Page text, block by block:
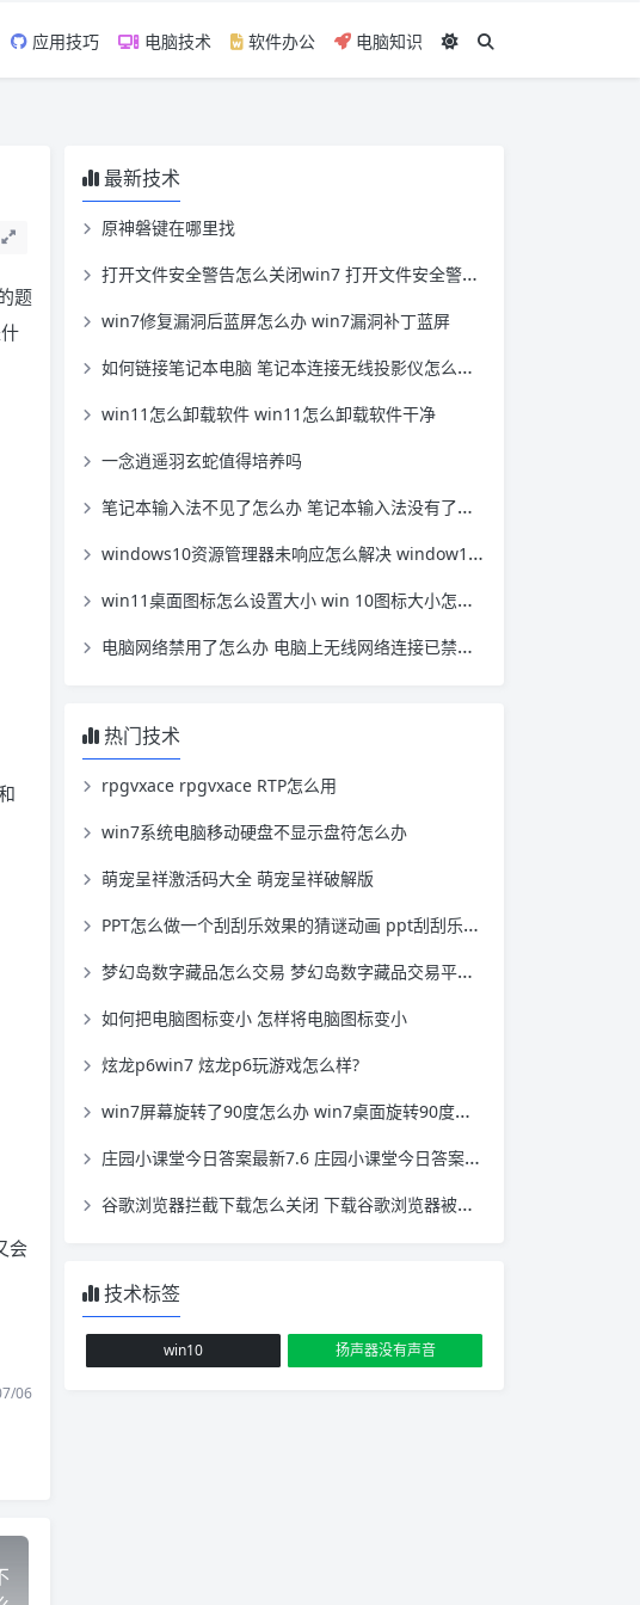
应用技巧 电脑技术 软件办公 电脑知识
题
会
06
最新技术
原神磐键在哪里找
打开文件安全警告怎么关闭win7 打开文件安全警告怎么关闭win11
win7修复漏洞后蓝屏怎么办 win7漏洞补丁蓝屏
如何链接笔记本电脑 笔记本连接无线投影仪怎么连接
win11怎么卸载软件 win11怎么卸载软件干净
一念逍遥羽玄蛇值得培养吗
笔记本输入法不见了怎么办 笔记本输入法没有了怎么办
windows10资源管理器未响应怎么解决 window10资源管理器无响应
win11桌面图标怎么设置大小 win 10图标大小怎么设置
电脑网络禁用了怎么办 电脑上无线网络连接已禁用怎么办
热门技术
rpgvxace rpgvxace RTP怎么用
win7系统电脑移动硬盘不显示盘符怎么办
萌宠呈祥激活码大全 萌宠呈祥破解版
PPT怎么做一个刮刮乐效果的猜谜动画 ppt刮刮乐教程
梦幻岛数字藏品怎么交易 梦幻岛数字藏品交易平台app
如何把电脑图标变小 怎样将电脑图标变小
炫龙p6win7 炫龙p6玩游戏怎么样?
win7屏幕旋转了90度怎么办 win7桌面旋转90度怎么办
庄园小课堂今日答案最新7.6 庄园小课堂今日答案最新版
谷歌浏览器拦截下载怎么关闭 下载谷歌浏览器被阻止 怎么办
技术标签
win10 扬声器没有声音